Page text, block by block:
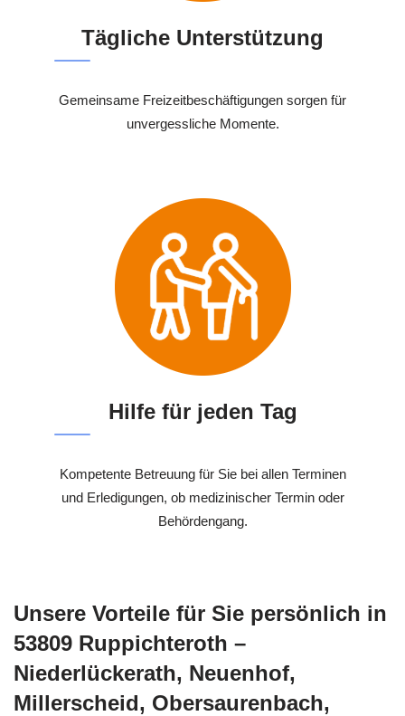
Tägliche Unterstützung
Gemeinsame Freizeitbeschäftigungen sorgen für
unvergessliche Momente.
Hilfe für jeden Tag
Kompetente Betreuung für Sie bei allen Terminen
und Erledigungen, ob medizinischer Termin oder
Behördengang.
Unsere Vorteile für Sie persönlich in
53809 Ruppichteroth –
Niederlückerath, Neuenhof,
Millerscheid, Obersaurenbach,